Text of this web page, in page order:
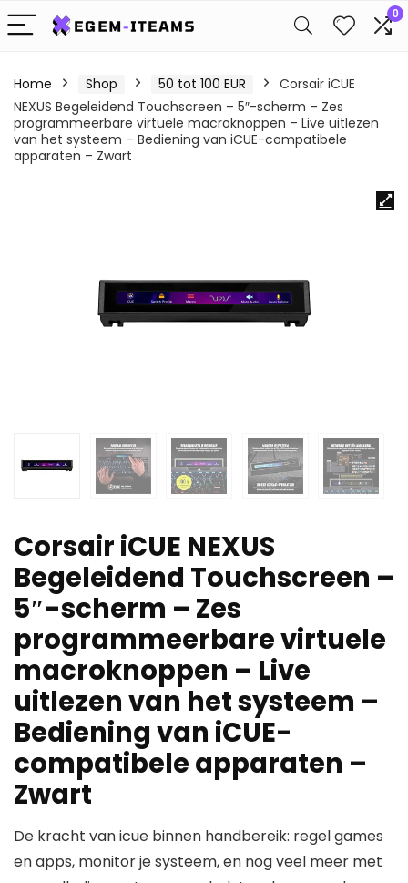
0
Home Shop 50 tot 100 EUR
Corsair iCUE
NEXUS Begeleidend Touchscreen – 5″-scherm – Zes
programmeerbare virtuele macroknoppen – Live uitlezen
van het systeem – Bediening van iCUE-compatibele
apparaten – Zwart
Corsair iCUE NEXUS
Begeleidend Touchscreen –
5″-scherm – Zes
programmeerbare virtuele
macroknoppen – Live
uitlezen van het systeem –
Bediening van iCUE-
compatibele apparaten –
Zwart
De kracht van icue binnen handbereik: regel games
en apps, monitor je systeem, en nog veel meer met